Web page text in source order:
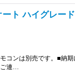
ト ハイグレー
コンは別売です。■納
連…